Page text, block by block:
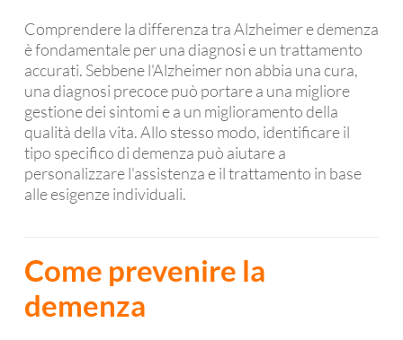
Comprendere la differenza tra Alzheimer e demenza
è fondamentale per una diagnosi e un trattamento
accurati. Sebbene l'Alzheimer non abbia una cura,
una diagnosi precoce può portare a una migliore
gestione dei sintomi e a un miglioramento della
qualità della vita. Allo stesso modo, identificare il
tipo specifico di demenza può aiutare a
personalizzare l'assistenza e il trattamento in base
alle esigenze individuali.
Come prevenire la
demenza